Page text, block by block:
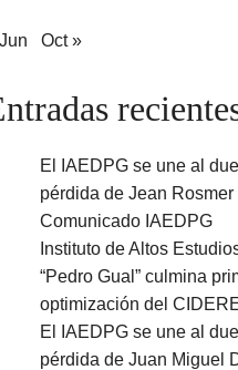
Oct »
El IAEDPG se une al
pérdida de Jean
Comunicado IAEDPG
Instituto de Altos
“Pedro Gual” culmina
optimización del
El IAEDPG se une al
pérdida de Juan Miguel